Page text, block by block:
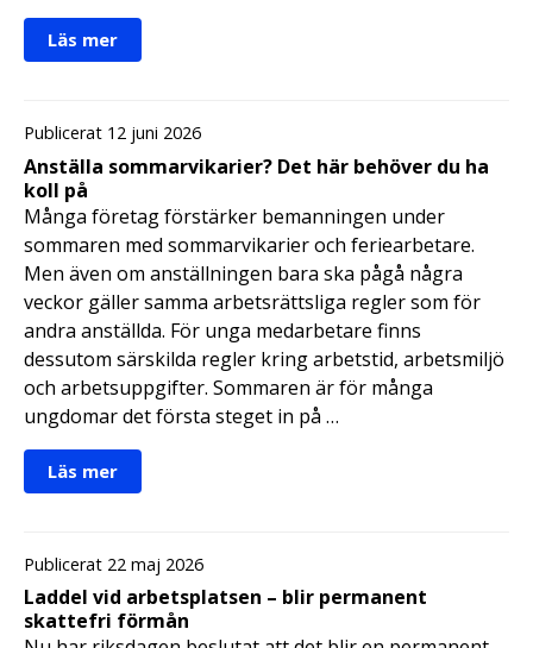
Läs mer
Publicerat 12 juni 2026
Anställa sommarvikarier? Det här behöver du ha
koll på
Många företag förstärker bemanningen under
sommaren med sommarvikarier och feriearbetare.
Men även om anställningen bara ska pågå några
veckor gäller samma arbetsrättsliga regler som för
andra anställda. För unga medarbetare finns
dessutom särskilda regler kring arbetstid, arbetsmiljö
och arbetsuppgifter. Sommaren är för många
ungdomar det första steget in på …
Läs mer
Publicerat 22 maj 2026
Laddel vid arbetsplatsen – blir permanent
skattefri förmån